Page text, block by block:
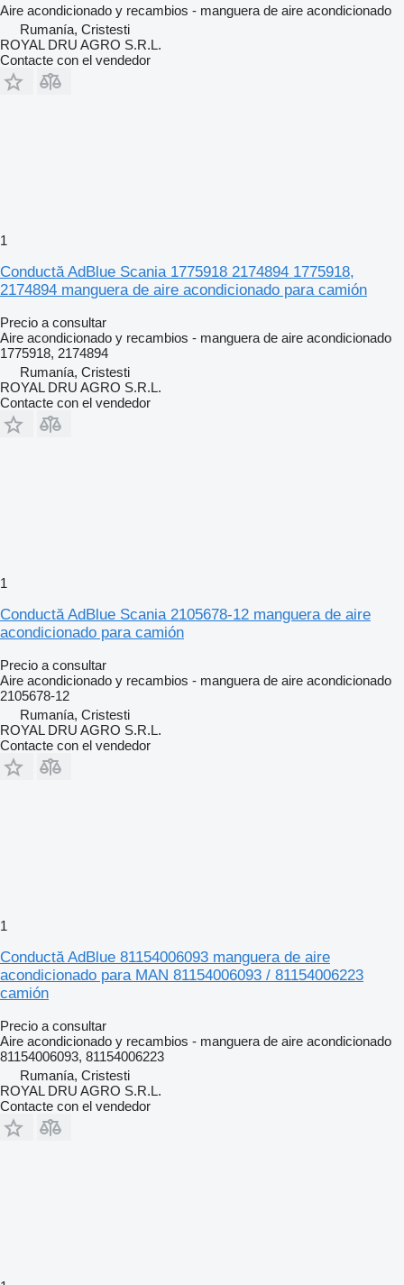
Aire acondicionado y recambios - manguera de aire acondicionado
Rumanía, Cristesti
ROYAL DRU AGRO S.R.L.
Contacte con el vendedor
1
Conductă AdBlue Scania 1775918 2174894 1775918,
2174894 manguera de aire acondicionado para camión
Precio a consultar
Aire acondicionado y recambios - manguera de aire acondicionado
1775918, 2174894
Rumanía, Cristesti
ROYAL DRU AGRO S.R.L.
Contacte con el vendedor
1
Conductă AdBlue Scania 2105678-12 manguera de aire
acondicionado para camión
Precio a consultar
Aire acondicionado y recambios - manguera de aire acondicionado
2105678-12
Rumanía, Cristesti
ROYAL DRU AGRO S.R.L.
Contacte con el vendedor
1
Conductă AdBlue 81154006093 manguera de aire
acondicionado para MAN 81154006093 / 81154006223
camión
Precio a consultar
Aire acondicionado y recambios - manguera de aire acondicionado
81154006093, 81154006223
Rumanía, Cristesti
ROYAL DRU AGRO S.R.L.
Contacte con el vendedor